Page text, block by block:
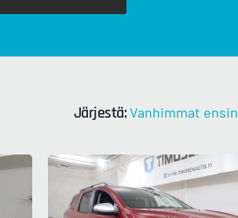
Järjestä:Vanhimmat ensin